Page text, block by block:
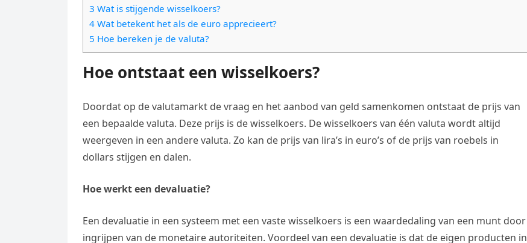
3 Wat is stijgende wisselkoers?
4 Wat betekent het als de euro apprecieert?
5 Hoe bereken je de valuta?
Hoe ontstaat een wisselkoers?
Doordat op de valutamarkt de vraag en het aanbod van geld samenkomen ontstaat de prijs van
een bepaalde valuta. Deze prijs is de wisselkoers. De wisselkoers van één valuta wordt altijd
weergeven in een andere valuta. Zo kan de prijs van lira’s in euro’s of de prijs van roebels in
dollars stijgen en dalen.
Hoe werkt een devaluatie?
Een devaluatie in een systeem met een vaste wisselkoers is een waardedaling van een munt door
ingrijpen van de monetaire autoriteiten. Voordeel van een devaluatie is dat de eigen producten in